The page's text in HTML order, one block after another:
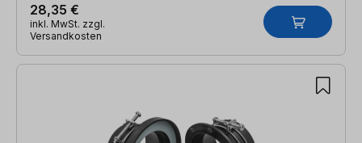
28,35 €
inkl. MwSt. zzgl.
Versandkosten